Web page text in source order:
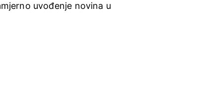
uvođenje novina u